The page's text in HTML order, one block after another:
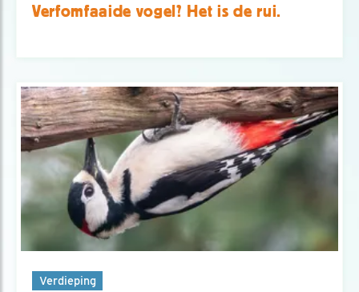
Verfomfaaide vogel? Het is de rui.
Verdieping